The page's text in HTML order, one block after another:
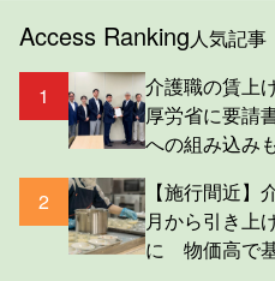
Access Ranking人気記事
1
介護職の賃上
厚労省に要請
への組み込み
2
【施行間近
月から引き上
に 物価高で